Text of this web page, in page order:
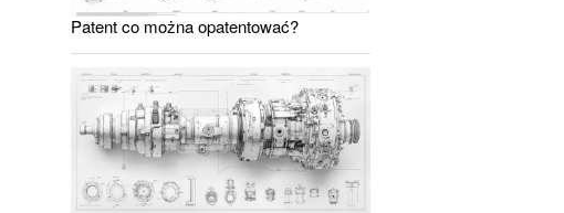
Patent co można opatentować?